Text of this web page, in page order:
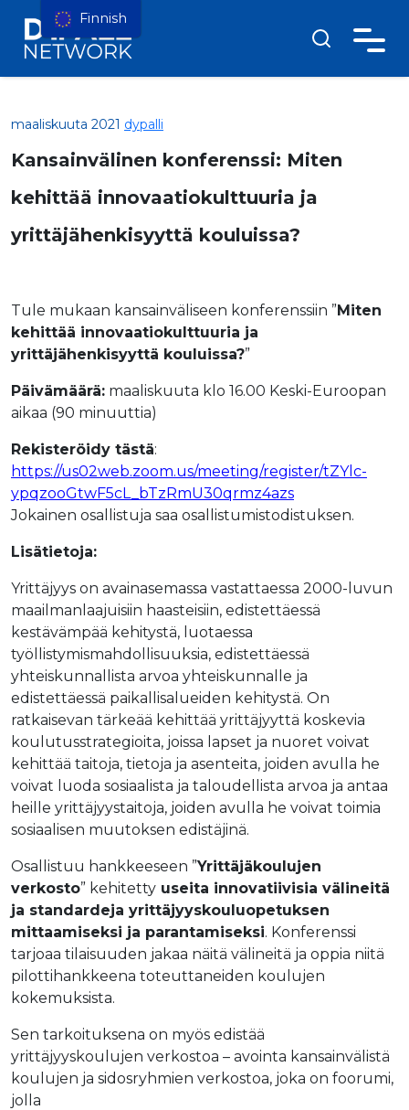
maaliskuuta 2021 dypalli
Kansainvälinen konferenssi: Miten
kehittää innovaatiokulttuuria ja
yrittäjähenkisyyttä kouluissa?
Tule mukaan kansainväliseen konferenssiin ”Miten
kehittää innovaatiokulttuuria ja
yrittäjähenkisyyttä kouluissa?”
Päivämäärä: maaliskuuta klo 16.00 Keski-Euroopan
aikaa (90 minuuttia)
Rekisteröidy tästä:
https://us02web.zoom.us/meeting/register/tZYlc-
ypqzooGtwF5cL_bTzRmU30qrmz4azs
Jokainen osallistuja saa osallistumistodistuksen.
Lisätietoja:
Yrittäjyys on avainasemassa vastattaessa 2000-luvun
maailmanlaajuisiin haasteisiin, edistettäessä
kestävämpää kehitystä, luotaessa
työllistymismahdollisuuksia, edistettäessä
yhteiskunnallista arvoa yhteiskunnalle ja
edistettäessä paikallisalueiden kehitystä. On
ratkaisevan tärkeää kehittää yrittäjyyttä koskevia
koulutusstrategioita, joissa lapset ja nuoret voivat
kehittää taitoja, tietoja ja asenteita, joiden avulla he
voivat luoda sosiaalista ja taloudellista arvoa ja antaa
heille yrittäjyystaitoja, joiden avulla he voivat toimia
sosiaalisen muutoksen edistäjinä.
Osallistuu hankkeeseen ”Yrittäjäkoulujen
verkosto” kehitetty useita innovatiivisia välineitä
ja standardeja yrittäjyyskouluopetuksen
mittaamiseksi ja parantamiseksi. Konferenssi
tarjoaa tilaisuuden jakaa näitä välineitä ja oppia niitä
pilottihankkeena toteuttaneiden koulujen
kokemuksista.
Sen tarkoituksena on myös edistää
yrittäjyyskoulujen verkostoa – avointa kansainvälistä
koulujen ja sidosryhmien verkostoa, joka on foorumi,
jolla
Finnish